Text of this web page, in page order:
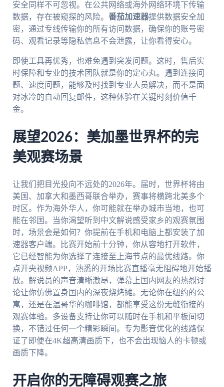
安全同样不可忽视。在公共网络或海外网络环境下传输
数据，存在被窥探的风险。 番茄加速器提供数据安全加
密，通过专线传输你的所有访问数据，确保你的账号密
码、观看记录等隐私信息不会泄露，让你看得安心。
即使工具再优秀，也难免遇到突发问题。这时，售后实
时保障和专业的技术团队就是你的定心丸。遇到连接问
题、速度问题，能够及时找到专业人员解决，而不是面
对冰冷的自动回复邮件，这种体验在关键时刻价值千
金。
展望2026：美加墨世界杯的完
美观赛场景
让我们把目光投向不远处的2026年。届时，世界杯将由
美国、加拿大和墨西哥联合举办，赛事将横跨北美多个
时区。作为海外华人，你可能就在举办城市当地，也可
能在邻国。当你渴望听到中文解说感受家乡的观赛氛围
时，场景会是如何？你提前在手机和电脑上都安装了加
速器客户端。比赛开始前十分钟，你从容地打开软件，
它已经智能为你选择了连接至上海节点的最优线路。你
点开央视频APP，熟悉的开场比赛直播毫无阻碍地开始播
放。解说员的声音清晰激昂，弹幕上国内网友的热烈讨
论让你仿佛置身国内的深夜烧烤摊。无论你在纽约的公
寓，还是在温哥华的咖啡馆，都能享受这份无缝衔接的
观赛体验。多设备支持让你可以随时在手机和平板间切
换，不错过任何一个精彩瞬间。专为影音优化的线路保
证了即便在4K超高清画质下，也不会出现恼人的卡顿或
画质下降。
开启你的无障碍观赛之旅